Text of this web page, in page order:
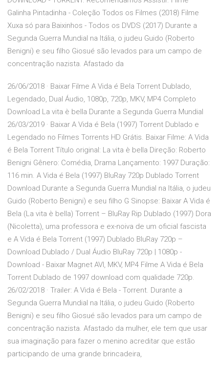
Galinha Pintadinha - Coleção Todos os Filmes (2018) Filme
Xuxa só para Baixinhos - Todos os DVDS (2017) Durante a
Segunda Guerra Mundial na Itália, o judeu Guido (Roberto
Benigni) e seu filho Giosué são levados para um campo de
concentração nazista. Afastado da
26/06/2018 · Baixar Filme A Vida é Bela Torrent Dublado,
Legendado, Dual Áudio, 1080p, 720p, MKV, MP4 Completo
Download La vita è bella Durante a Segunda Guerra Mundial
26/03/2019 · Baixar A Vida é Bela (1997) Torrent Dublado e
Legendado no Filmes Torrents HD Grátis. Baixar Filme: A Vida
é Bela Torrent Título original: La vita è bella Direção: Roberto
Benigni Gênero: Comédia, Drama Lançamento: 1997 Duração:
116 min. A Vida é Bela (1997) BluRay 720p Dublado Torrent
Download Durante a Segunda Guerra Mundial na Itália, o judeu
Guido (Roberto Benigni) e seu filho G Sinopse: Baixar A Vida é
Bela (La vita è bella) Torrent – BluRay Rip Dublado (1997) Dora
(Nicoletta), uma professora e ex-noiva de um oficial fascista
e A Vida é Bela Torrent (1997) Dublado BluRay 720p –
Download Dublado / Dual Áudio BluRay 720p | 1080p -
Download - Baixar Magnet AVI, MKV, MP4 Filme A Vida é Bela
Torrent Dublado de 1997 download com qualidade 720p.
26/02/2018 · Trailer: A Vida é Bela - Torrent. Durante a
Segunda Guerra Mundial na Itália, o judeu Guido (Roberto
Benigni) e seu filho Giosué são levados para um campo de
concentração nazista. Afastado da mulher, ele tem que usar
sua imaginação para fazer o menino acreditar que estão
participando de uma grande brincadeira,